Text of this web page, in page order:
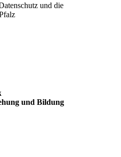
und die
und Bildung